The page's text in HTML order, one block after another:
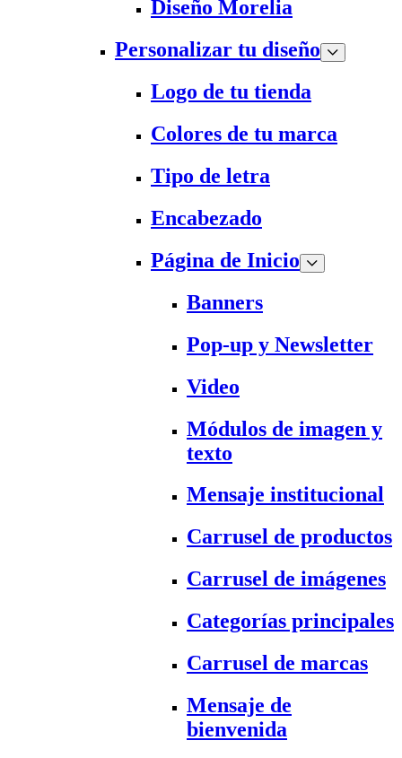
Diseño Morelia
Personalizar tu diseño
Logo de tu tienda
Colores de tu marca
Tipo de letra
Encabezado
Página de Inicio
Banners
Pop-up y Newsletter
Video
Módulos de imagen y
texto
Mensaje institucional
Carrusel de productos
Carrusel de imágenes
Categorías principales
Carrusel de marcas
Mensaje de
bienvenida